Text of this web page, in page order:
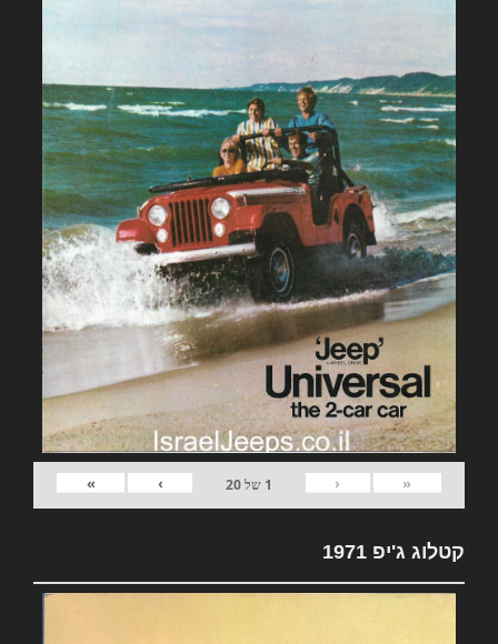
«
‹
1 של20
›
»
קטלוג ג'יפ 1971